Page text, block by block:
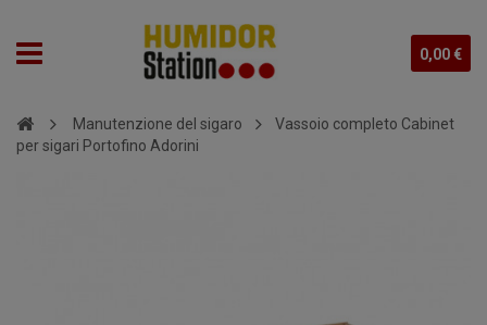
0,00 €
Manutenzione del sigaro
Vassoio completo Cabinet
per sigari Portofino Adorini